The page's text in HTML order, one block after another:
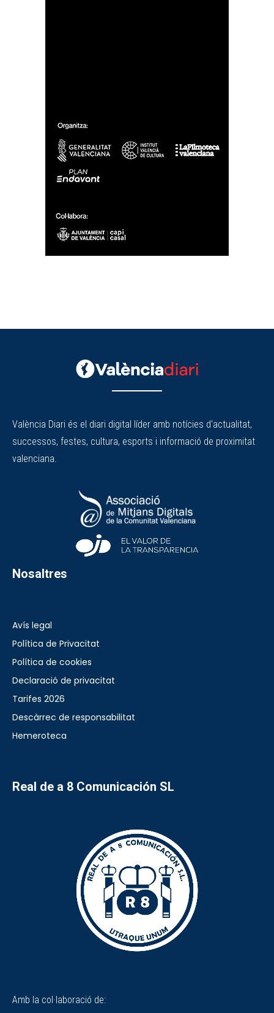
València Diari és el diari digital líder amb notícies d'actualitat,
successos, festes, cultura, esports i informació de proximitat
valenciana.
Nosaltres
Avís legal
Política de Privacitat
Política de cookies
Declaració de privacitat
Tarifes 2026
Descàrrec de responsabilitat
Hemeroteca
Real de a 8 Comunicación SL
Amb la col·laboració de: